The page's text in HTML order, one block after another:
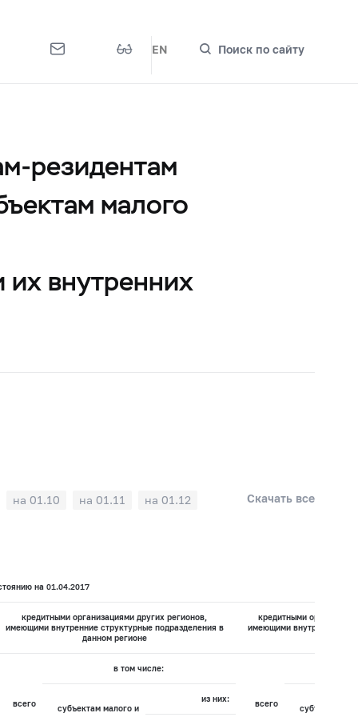
EN Поиск по сайту
резидентам
малого
их внутренних
на 01.10 на 01.11 на 01.12 Скачать все
на 01.04.2017
кредитными организациями других регионов,
имеющими внутренние структурные подразделения в
данном регионе
кредитными
имеющими внутренних
всего
в том числе:
всего
субъектам малого и
из них:
субъектам